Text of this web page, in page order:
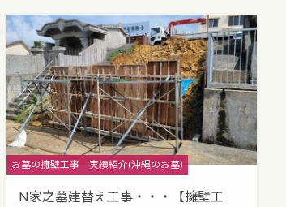
Categories
お墓の擁壁工事 実績紹介(沖縄のお墓)
N家之墓建替え工事・・・【擁壁工